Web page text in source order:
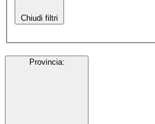
Chiudi filtri
Provincia: